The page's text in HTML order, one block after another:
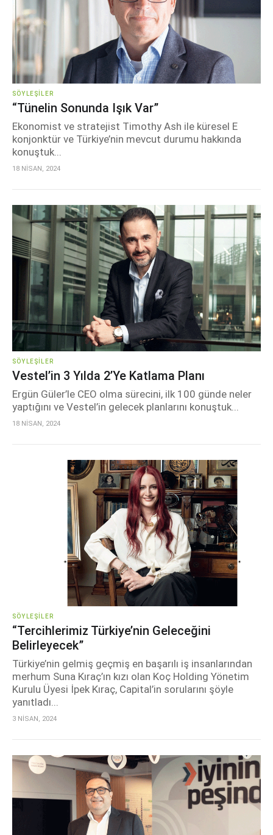
SÖYLEŞILER
“Tünelin Sonunda Işık Var”
Ekonomist ve stratejist Timothy Ash ile küresel E
konjonktür ve Türkiye’nin mevcut durumu hakkında
konuştuk...
18 NİSAN, 2024
SÖYLEŞILER
Vestel’in 3 Yılda 2’ye Katlama Planı
Ergün Güler’le CEO olma sürecini, ilk 100 günde neler
yaptığını ve Vestel’in gelecek planlarını konuştuk...
18 NİSAN, 2024
SÖYLEŞILER
“Tercihlerimiz Türkiye’nin Geleceğini
Belirleyecek”
Türkiye’nin gelmiş geçmiş en başarılı iş insanlarından
merhum Suna Kıraç’ın kızı olan Koç Holding Yönetim
Kurulu Üyesi İpek Kıraç, Capital’in sorularını şöyle
yanıtladı...
3 NİSAN, 2024